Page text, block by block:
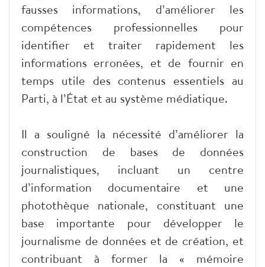
fausses informations, d’améliorer les
compétences professionnelles pour
identifier et traiter rapidement les
informations erronées, et de fournir en
temps utile des contenus essentiels au
Parti, à l’État et au système médiatique.
Il a souligné la nécessité d’améliorer la
construction de bases de données
journalistiques, incluant un centre
d’information documentaire et une
photothèque nationale, constituant une
base importante pour développer le
journalisme de données et de création, et
contribuant à former la « mémoire